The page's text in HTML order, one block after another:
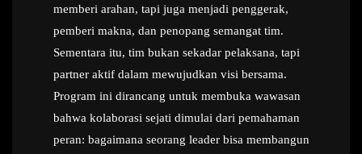
memberi arahan, tapi juga menjadi penggerak,
pemberi makna, dan penopang semangat tim.
Sementara itu, tim bukan sekadar pelaksana, tapi
partner aktif dalam mewujudkan visi bersama.
Program ini dirancang untuk membuka wawasan
bahwa kolaborasi sejati dimulai dari pemahaman
peran: bagaimana seorang leader bisa membangun